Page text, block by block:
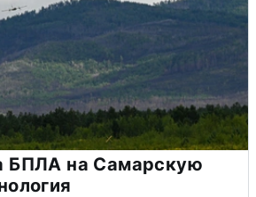
БПЛА на Самарскую